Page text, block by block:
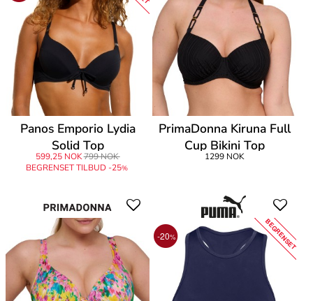
Panos Emporio Lydia
Solid Top
599,25 NOK799 NOK
BEGRENSET TILBUD -25%
PrimaDonna Kiruna Full
Cup Bikini Top
1299 NOK
-20% BEGRENSET